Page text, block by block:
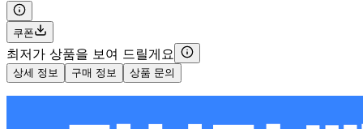
쿠폰
최저가 상품을 보여 드릴게요
상세 정보 구매 정보 상품 문의